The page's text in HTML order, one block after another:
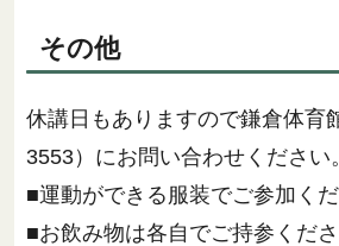
その他
休講日もありますので鎌倉体育
3553）にお問い合わせください。
■運動ができる服装でご参加くだ
■お飲み物は各自でご持参くださ